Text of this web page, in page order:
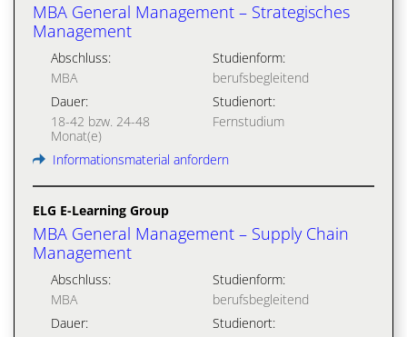
MBA General Management – Strategisches
Management
Abschluss:
MBA
Studienform:
berufsbegleitend
Dauer:
18-42 bzw. 24-48
Monat(e)
Studienort:
Fernstudium
Informationsmaterial anfordern
ELG E-Learning Group
MBA General Management – Supply Chain
Management
Abschluss:
MBA
Studienform:
berufsbegleitend
Dauer:
Studienort: